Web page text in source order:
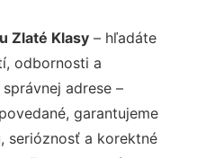
Zlaté Klasy – hľadáte
odbornosti a
adrese –
garantujeme
serióznosť a korektné